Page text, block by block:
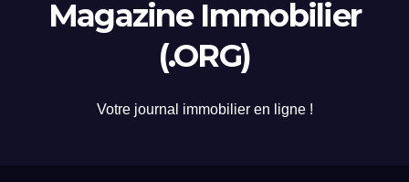
Magazine Immobilier
(.ORG)
Votre journal immobilier en ligne !